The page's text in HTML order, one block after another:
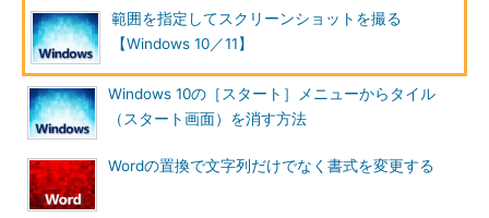
範囲を指定してスクリーンショットを撮る
【Windows 10／11】
Windows 10の［スタート］メニューからタイル
（スタート画面）を消す方法
Wordの置換で文字列だけでなく書式を変更する